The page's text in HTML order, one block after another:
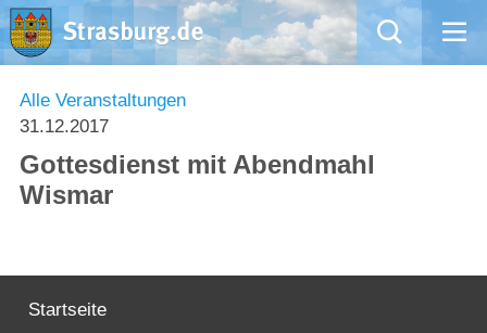
Mängelmeldung
Rathaus
Wirtschaft
Alle Veranstaltungen
31.12.2017
Gottesdienst mit Abendmahl
Wismar
Startseite